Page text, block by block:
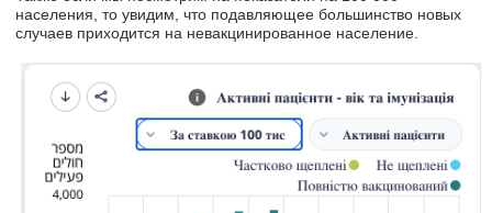
населения, то увидим, что подавляющее большинство новых
случаев приходится на невакцинированное население.